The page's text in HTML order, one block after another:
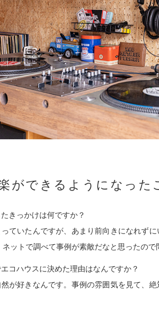
ができるようになった
きっかけは何ですか？
ていたんですが、あまり前向きになれず
ットで調べて事例が素敵だなと思ったので
コハウスに決めた理由はなんですか？
が好きなんです。事例の雰囲気を見て、